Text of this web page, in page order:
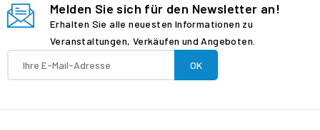
Melden Sie sich für den Newsletter an!
Erhalten Sie alle neuesten Informationen zu
Veranstaltungen, Verkäufen und Angeboten.